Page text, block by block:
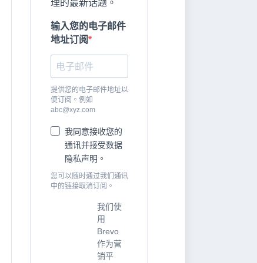
理的最新话题。
输入您的电子邮件
地址订阅
提供您的电子邮件地址以
便订阅。例如
abc@xyz.com
我同意接收您的
通讯并接受数据
隐私声明。
您可以随时通过我们通讯
中的链接取消订阅。
我们使
用
Brevo
作为营
销平